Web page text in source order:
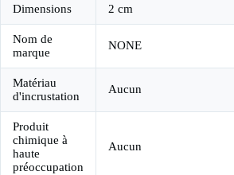
Dimensions 2 cm
Nom de
marque
NONE
Matériau
d'incrustation
Aucun
Produit
chimique à
haute
préoccupation
Aucun